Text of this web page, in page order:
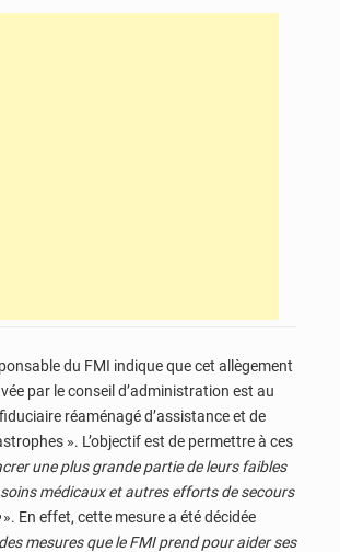
du FMI indique que cet allègement
par le conseil d’administration est au
réaménagé d’assistance et de
». L’objectif est de permettre à ces
une plus grande partie de leurs faibles
médicaux et autres efforts de secours
». En effet, cette mesure a été décidée
mesures que le FMI prend pour aider ses